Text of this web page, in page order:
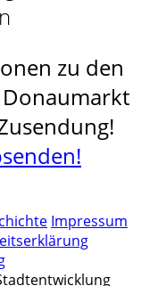
zu den
Impressum